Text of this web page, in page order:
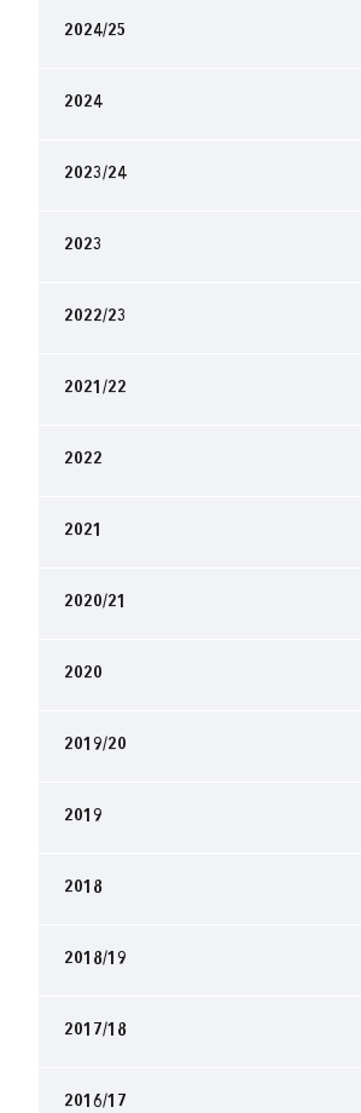
2024/25
2024
2023/24
2023
2022/23
2021/22
2022
2021
2020/21
2020
2019/20
2019
2018
2018/19
2017/18
2016/17